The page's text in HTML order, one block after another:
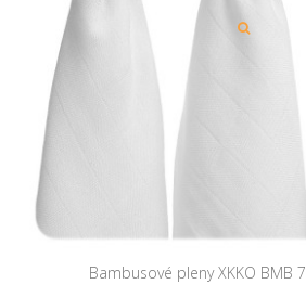
Bambusové pleny XKKO BMB